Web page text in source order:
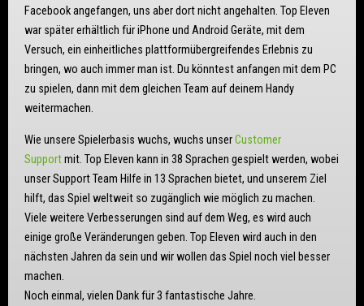
Facebook angefangen, uns aber dort nicht angehalten. Top Eleven
war später erhältlich für iPhone und Android Geräte, mit dem
Versuch, ein einheitliches plattformübergreifendes Erlebnis zu
bringen, wo auch immer man ist. Du könntest anfangen mit dem PC
zu spielen, dann mit dem gleichen Team auf deinem Handy
weitermachen.
Wie unsere Spielerbasis wuchs, wuchs unserCustomer
Supportmit. Top Eleven kann in 38 Sprachen gespielt werden, wobei
unser Support Team Hilfe in 13 Sprachen bietet, und unserem Ziel
hilft, das Spiel weltweit so zugänglich wie möglich zu machen.
Viele weitere Verbesserungen sind auf dem Weg, es wird auch
einige große Veränderungen geben. Top Eleven wird auch in den
nächsten Jahren da sein und wir wollen das Spiel noch viel besser
machen.
Noch einmal, vielen Dank für 3 fantastische Jahre.